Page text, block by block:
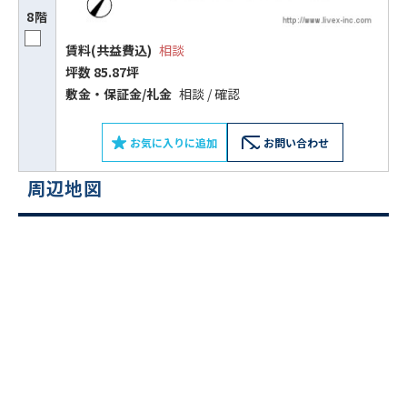
8階
賃料(共益費込) 相談
坪数 85.87坪
敷⾦‧保証⾦/礼⾦ 相談 / 確認
お気に入りに追加 お問い合わせ
ビルコード：172272
周辺地図